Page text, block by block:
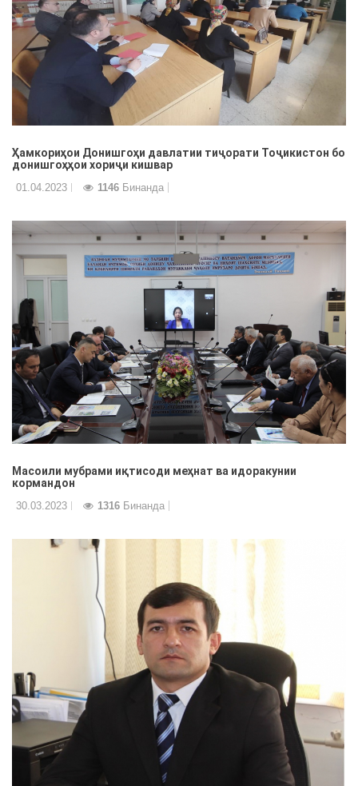
Ҳамкориҳои Донишгоҳи давлатии тиҷорати Тоҷикистон бо
донишгоҳҳои хориҷи кишвар
01.04.2023 1146 Бинанда
Масоили мубрами иқтисоди меҳнат ва идоракунии
кормандон
30.03.2023 1316 Бинанда